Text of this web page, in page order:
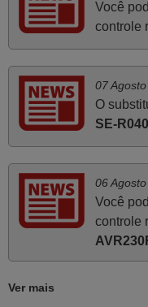
Já recebi o comando
origem mas trabalha
Bom dia. Estou
e seu funcionamento
vossa eficiência no
foi de extrema
tinha explicado como
Você
controle
07
O
SE-
06
Você
controle
Ver mais